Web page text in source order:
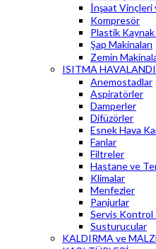
İnşaat Vinçleri
Kompresör
Plastik Kaynak
Şap Makinaları
Zemin
ISITMA
Anemostadlar
Aspiratörler
Damperler
Difüzörler
Esnek Hava
Fanlar
Filtreler
Hastane ve
Klimalar
Menfezler
Panjurlar
Servis Kontrol
Susturucular
KALDIRMA ve